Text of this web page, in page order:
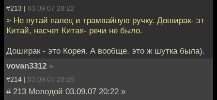
#213 | 03.09.07 20:22
> Не путай палец и трамвайную ручку. Доширак- эт
Китай, насчет Китая- речи не было.
Доширак - это Корея. А вообще, это ж шутка была).
vovan3312 »
#214 | 03.09.07 20:28
# 213 Молодой 03.09.07 20:22 »